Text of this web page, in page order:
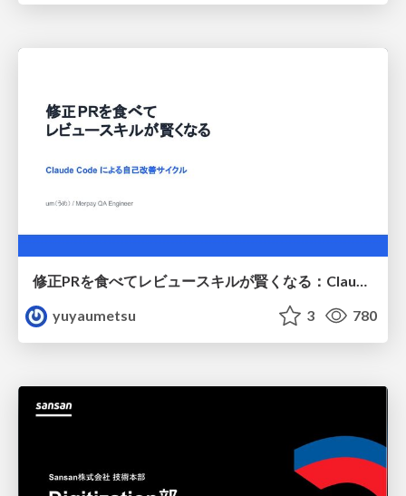
修正PRを食べてレビュースキルが賢くなる：Claude Codeによる自己改善サイクル
yuyaumetsu
3 780